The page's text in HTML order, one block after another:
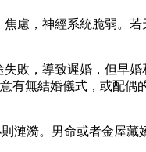
慮，神經系統脆弱。
敗，導致遲婚，但早
有無結婚儀式，或配偶
漣漪。男命或者金屋